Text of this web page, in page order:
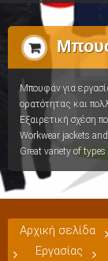
Μπουφάν για
ορατότητας και
Εξαιρετική σχέση
Workwear jackets
Great variety of
Αρχική σελίδα
Εργασίας